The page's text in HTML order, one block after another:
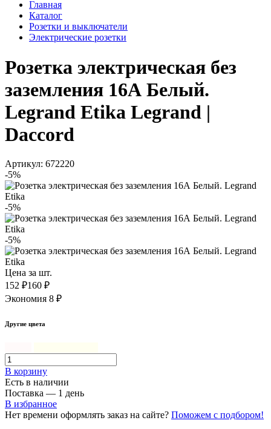
Главная
Каталог
Розетки и выключатели
Электрические розетки
Розетка электрическая без
заземления 16А Белый.
Legrand Etika Legrand |
Daccord
Артикул: 672220
-5%
-5%
-5%
Цена за шт.
152 ₽160 ₽
Экономия 8 ₽
Другие цвета
В корзинy
Есть в наличии
Поставка — 1 день
В избранное
Нет времени оформлять заказ на сайте? Поможем с подбором!